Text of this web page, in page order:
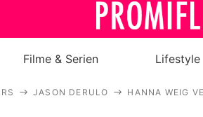
Royals
Filme & Serien Lifestyle
JASON DERULO HANNA WEIG